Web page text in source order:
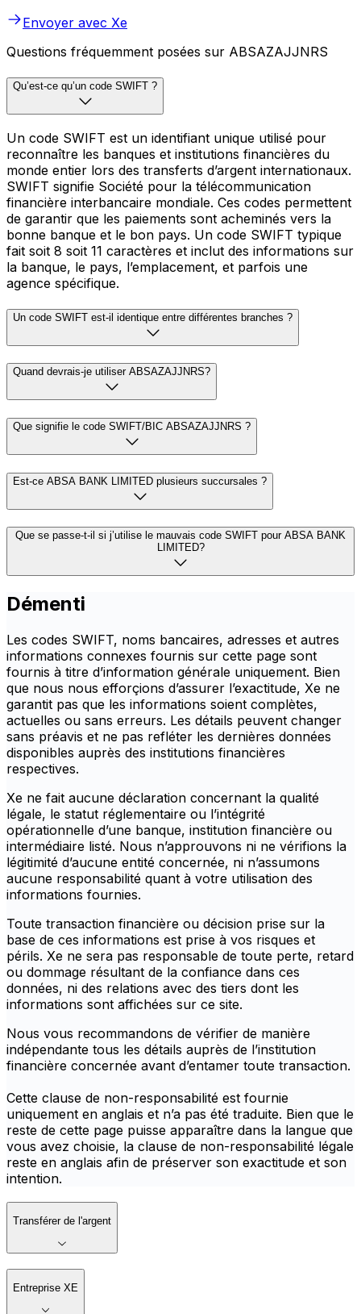
Envoyer avec Xe
Questions fréquemment posées sur ABSAZAJJNRS
Qu’est-ce qu’un code SWIFT ?
Un code SWIFT est un identifiant unique utilisé pour
reconnaître les banques et institutions financières du
monde entier lors des transferts d’argent internationaux.
SWIFT signifie Société pour la télécommunication
financière interbancaire mondiale. Ces codes permettent
de garantir que les paiements sont acheminés vers la
bonne banque et le bon pays. Un code SWIFT typique
fait soit 8 soit 11 caractères et inclut des informations sur
la banque, le pays, l’emplacement, et parfois une
agence spécifique.
Un code SWIFT est-il identique entre différentes branches ?
Quand devrais-je utiliser ABSAZAJJNRS?
Que signifie le code SWIFT/BIC ABSAZAJJNRS ?
Est-ce ABSA BANK LIMITED plusieurs succursales ?
Que se passe-t-il si j’utilise le mauvais code SWIFT pour ABSA BANK
LIMITED?
Démenti
Les codes SWIFT, noms bancaires, adresses et autres
informations connexes fournis sur cette page sont
fournis à titre d’information générale uniquement. Bien
que nous nous efforçions d’assurer l’exactitude, Xe ne
garantit pas que les informations soient complètes,
actuelles ou sans erreurs. Les détails peuvent changer
sans préavis et ne pas refléter les dernières données
disponibles auprès des institutions financières
respectives.
Xe ne fait aucune déclaration concernant la qualité
légale, le statut réglementaire ou l’intégrité
opérationnelle d’une banque, institution financière ou
intermédiaire listé. Nous n’approuvons ni ne vérifions la
légitimité d’aucune entité concernée, ni n’assumons
aucune responsabilité quant à votre utilisation des
informations fournies.
Toute transaction financière ou décision prise sur la
base de ces informations est prise à vos risques et
périls. Xe ne sera pas responsable de toute perte, retard
ou dommage résultant de la confiance dans ces
données, ni des relations avec des tiers dont les
informations sont affichées sur ce site.
Nous vous recommandons de vérifier de manière
indépendante tous les détails auprès de l’institution
financière concernée avant d’entamer toute transaction.
Cette clause de non-responsabilité est fournie
uniquement en anglais et n’a pas été traduite. Bien que le
reste de cette page puisse apparaître dans la langue que
vous avez choisie, la clause de non-responsabilité légale
reste en anglais afin de préserver son exactitude et son
intention.
Transférer de l'argent
Entreprise XE